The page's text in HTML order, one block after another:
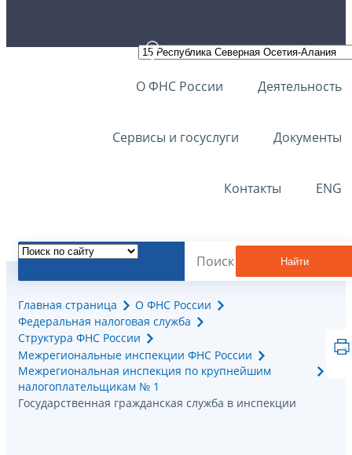
О ФНС России Деятельность
Сервисы и госуслуги Документы
Контакты ENG
Найти
Главная страница
О ФНС России
Федеральная налоговая служба
Структура ФНС России
Межрегиональные инспекции ФНС России
Межрегиональная инспекция по крупнейшим
налогоплательщикам № 1
Государственная гражданская служба в инспекции